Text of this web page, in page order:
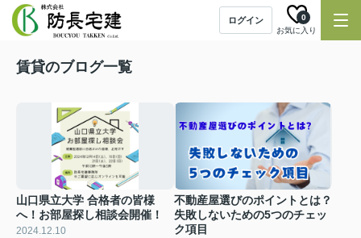
ログイン
お気に入り
0
賃貸のブログ一覧
山口県立大学 合格者の皆様
へ！お部屋探し相談会開催！
2024.12.10
不動産屋選びのポイントとは？
失敗しないための5つのチェッ
ク項目